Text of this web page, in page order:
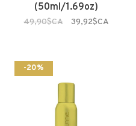
(50ml/1.69oz)
49,90$CA 39,92$CA
-20%